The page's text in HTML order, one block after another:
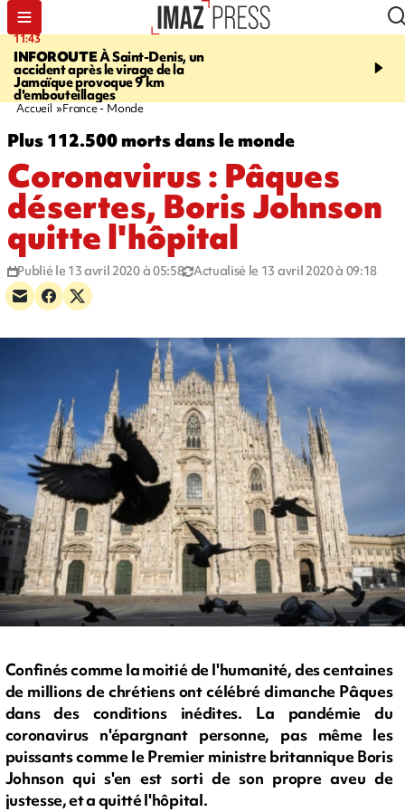
11:43
INFOROUTEÀ Saint-Denis, un
accident après le virage de la
Jamaïque provoque 9 km
d'embouteillages
16:35
gendarmes évacuent
Accueil France - Monde
Plus 112.500 morts dans le monde
Coronavirus : Pâques
désertes, Boris Johnson
quitte l'hôpital
Publié le 13 avril 2020 à 05:58 Actualisé le 13 avril 2020 à 09:18
Confinés comme la moitié de l'humanité, des centaines
de millions de chrétiens ont célébré dimanche Pâques
dans des conditions inédites. La pandémie du
coronavirus n'épargnant personne, pas même les
puissants comme le Premier ministre britannique Boris
Johnson qui s'en est sorti de son propre aveu de
justesse, et a quitté l'hôpital.